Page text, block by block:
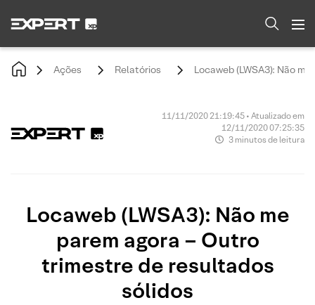
Ações Relatórios Locaweb (LWSA3): Não
11/11/2020 21:19:45 • Atualizado em
12/11/2020 07:25:35
3 minutos de leitura
Locaweb (LWSA3): Não me
parem agora – Outro
trimestre de resultados
sólidos